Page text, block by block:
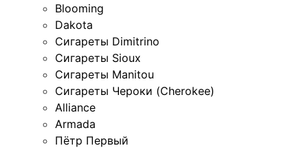
Blooming
Dakota
Сигареты Dimitrino
Сигареты Sioux
Сигареты Manitou
Сигареты Чероки (Cherokee)
Alliance
Armada
Пётр Первый